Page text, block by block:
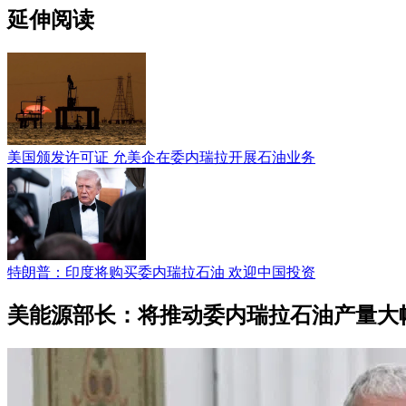
延伸阅读
美国颁发许可证 允美企在委内瑞拉开展石油业务
特朗普：印度将购买委内瑞拉石油 欢迎中国投资
美能源部长：将推动委内瑞拉石油产量大